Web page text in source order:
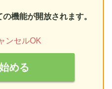
機能が開放されます。
ンセルOK
める